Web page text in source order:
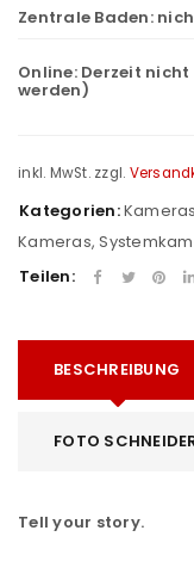
Zentrale Baden:
Online: Derzeit
werden)
inkl. MwSt. zzgl.
Kategorien:Kameras
Kameras,
Teilen:
BESCHREIBUNG
FOTO
Tell your story.